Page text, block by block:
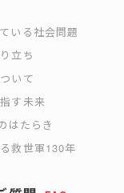
いる社会問題
立ち
いて
す未来
はたらき
救世軍130年